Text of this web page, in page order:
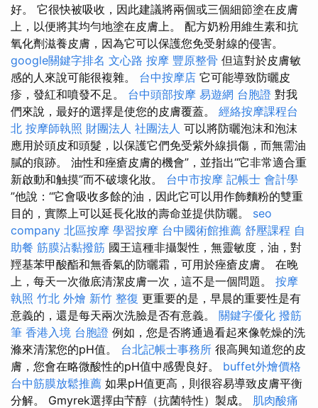
好。 它很快被吸收，因此建議將兩個或三個細節塗在皮膚
上，以便將其均勻地塗在皮膚上。 配方奶粉用維生素和抗
氧化劑滋養皮膚，因為它可以保護您免受射線的侵害。
google關鍵字排名 文心路 按摩 豐原整骨 但這對於皮膚敏
感的人來說可能很複雜。 台中按摩店 它可能導致防曬皮
疹，發紅和噴發不足。 台中頭部按摩 易遊網 台胞證 對我
們來說，最好的選擇是使您的皮膚覆蓋。 經絡按摩課程台
北 按摩師執照 財團法人 社團法人 可以將防曬泡沫和泡沫
應用於頭皮和頭髮，以保護它們免受紫外線損傷，而無需油
膩的痕跡。 油性和痤瘡皮膚的機會”，並指出“它非常適合重
新啟動和触摸”而不破壞化妝。 台中市按摩 記帳士 會計學
”他說：“它會吸收多餘的油，因此它可以用作飾麵粉的雙重
目的，實際上可以延長化妝的壽命並提供防曬。 seo
company 北區按摩 學習按摩 台中國術館推薦 舒壓課程 自
助餐 筋膜沾黏撥筋 國王這種非攝製性，無靈敏度，油，對
羥基苯甲酸酯和無香氣的防曬霜，可用於痤瘡皮膚。 在晚
上，每天一次徹底清潔皮膚一次，這不是一個問題。 按摩
執照 竹北 外燴 新竹 整復 更重要的是，早晨的重要性是有
意義的，還是每天兩次洗臉是否有意義。 關鍵字優化 撥筋
筆 香港入境 台胞證 例如，您是否將通過看起來像乾燥的洗
滌來清潔您的pH值。 台北記帳士事務所 很高興知道您的皮
膚，您會在略微酸性的pH值中感覺良好。 buffet外燴價格
台中筋膜放鬆推薦 如果pH值更高，則很容易導致皮膚平衡
分解。 Gmyrek選擇由芐醇（抗菌特性）製成。 肌肉酸痛